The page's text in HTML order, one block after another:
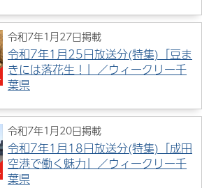
令和7年1月27日掲載
令和7年1月25日放送分(特集)「豆ま
きには落花生！」／ウィークリー千
葉県
令和7年1月20日掲載
令和7年1月18日放送分(特集)「成田
空港で働く魅力」／ウィークリー千
葉県